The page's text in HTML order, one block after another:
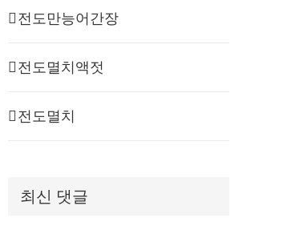
전도만능어간장
전도멸치액젓
전도멸치
최신 댓글